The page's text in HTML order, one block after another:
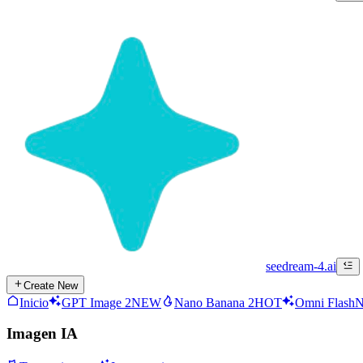
seedream-4.ai
Create New
Inicio GPT Image 2NEW Nano Banana 2HOT Omni Flash
Imagen IA